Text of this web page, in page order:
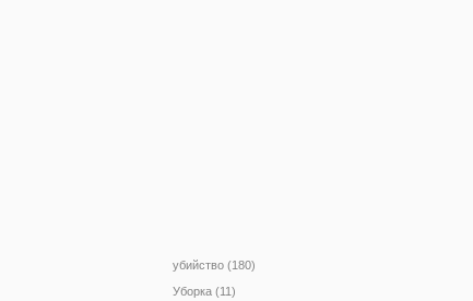
убийство (180)
Уборка (11)